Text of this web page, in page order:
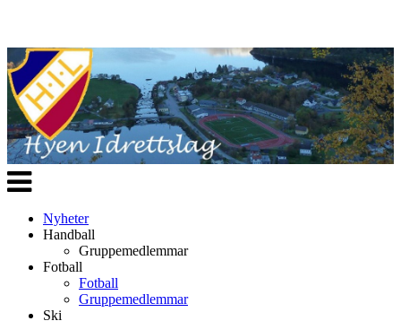
Veksle
navigasjon
Nyheter
Handball
Gruppemedlemmar
Fotball
Fotball
Gruppemedlemmar
Ski